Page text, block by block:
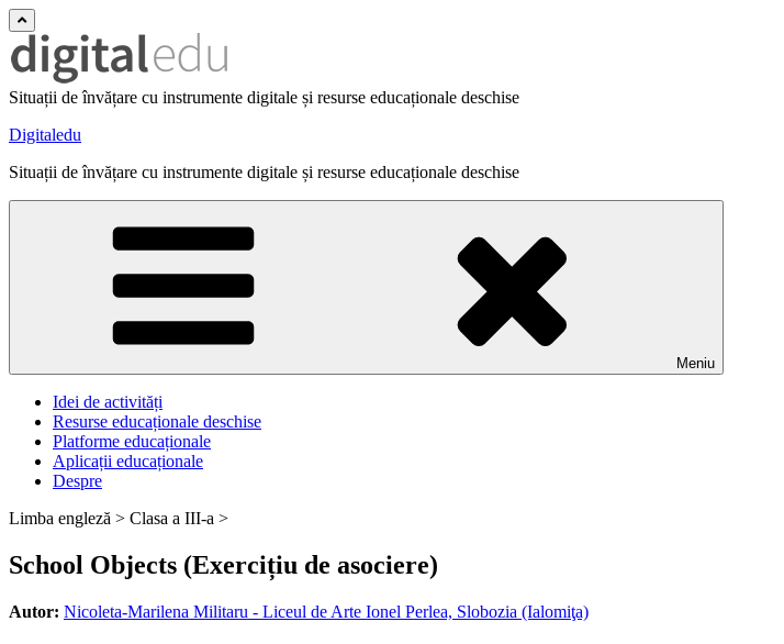
Situații de învățare cu instrumente digitale și resurse educaționale deschise
Digitaledu
Situații de învățare cu instrumente digitale și resurse educaționale deschise
Meniu
Idei de activități
Resurse educaționale deschise
Platforme educaționale
Aplicații educaționale
Despre
Limba engleză > Clasa a III-a >
School Objects (Exercițiu de asociere)
Autor: Nicoleta-Marilena Militaru - Liceul de Arte Ionel Perlea, Slobozia (Ialomiţa)